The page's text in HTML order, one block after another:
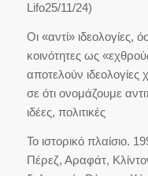
Lifο25/11/24)
Οι «αντί» ιδεολογίες,
κοινότητες ως
αποτελούν ιδεολογίες
σε ότι ονομάζουμε
ιδέες, πολιτικές
Το ιστορικό πλαίσιο.
Πέρεζ, Αραφάτ,